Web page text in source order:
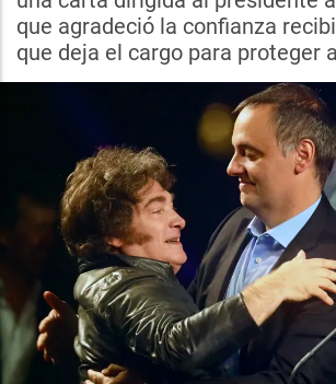
que agradeció la confianza
que deja el cargo para proteger